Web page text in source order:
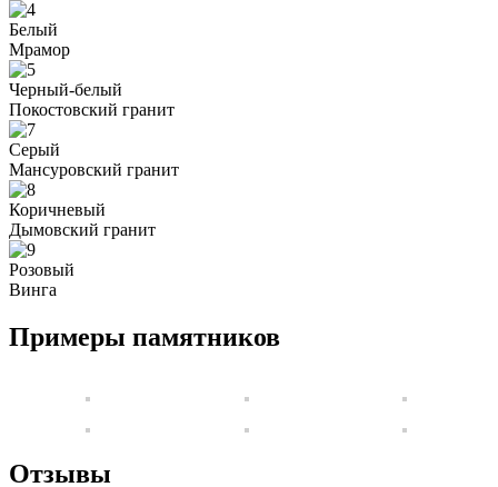
Белый
Мрамор
Черный-белый
Покостовский гранит
Серый
Мансуровский гранит
Коричневый
Дымовский гранит
Розовый
Винга
Примеры памятников
Отзывы